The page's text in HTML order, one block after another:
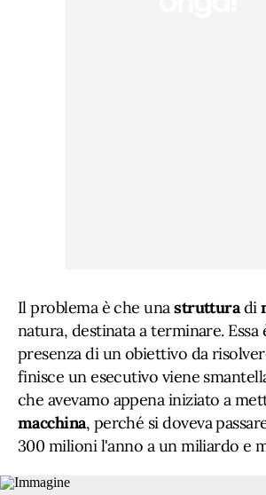
Il problema è che unastrutturadi
natura, destinata a terminare. Essa
presenza di un obiettivo da
finisce un esecutivo viene
che avevamo appena iniziato a
macchina, perché si doveva
300 milioni l'anno a un miliardo e